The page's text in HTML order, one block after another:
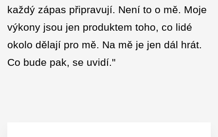
každý zápas připravují. Není to o mě. Moje
výkony jsou jen produktem toho, co lidé
okolo dělají pro mě. Na mě je jen dál hrát.
Co bude pak, se uvidí."